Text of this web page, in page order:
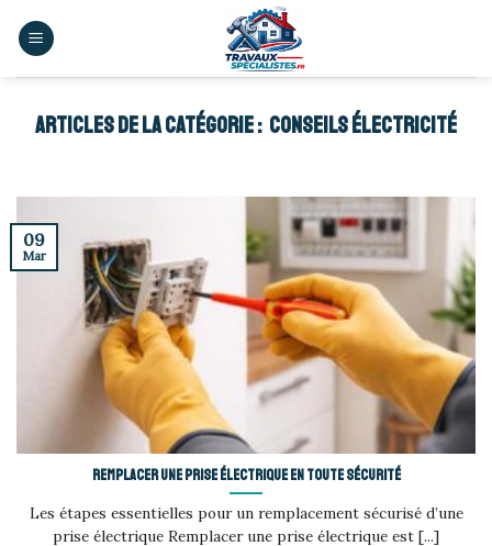
CONSEILS ÉLECTRICITÉ
Remplacer une prise électrique en toute sécurité
Les étapes essentielles pour un remplacement sécurisé d’une
prise électrique Remplacer une prise électrique est [...]
09
Mar